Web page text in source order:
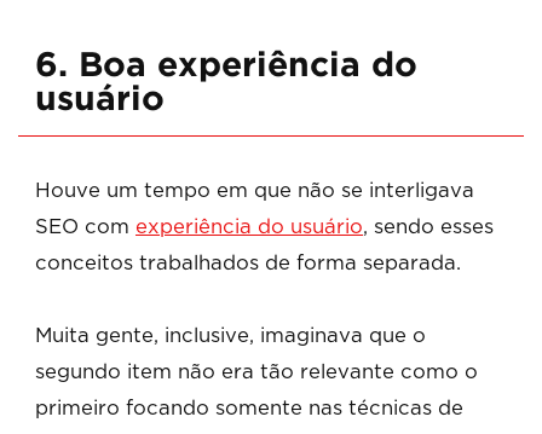
6. Boa experiência do
usuário
Houve um tempo em que não se interligava
SEO com experiência do usuário, sendo esses
conceitos trabalhados de forma separada.
Muita gente, inclusive, imaginava que o
segundo item não era tão relevante como o
primeiro focando somente nas técnicas de